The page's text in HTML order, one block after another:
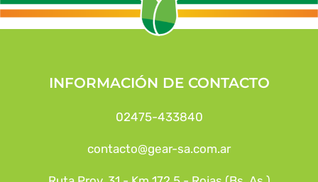
INFORMACIÓN DE CONTACTO
02475-433840
contacto@gear-sa.com.ar